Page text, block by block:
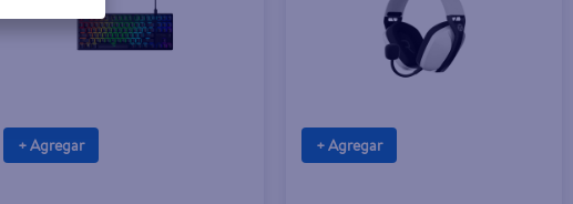
+ Agregar + Agregar